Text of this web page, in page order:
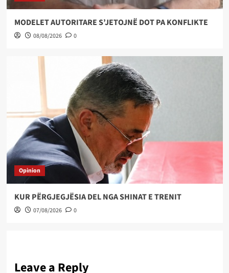
MODELET AUTORITARE S’JETOJNË DOT PA KONFLIKTE
08/08/2026 0
Opinion
KUR PËRGJEGJËSIA DEL NGA SHINAT E TRENIT
07/08/2026 0
Leave a Reply